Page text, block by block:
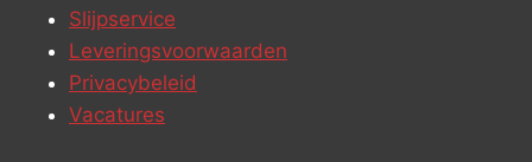
Slijpservice
Leveringsvoorwaarden
Privacybeleid
Vacatures